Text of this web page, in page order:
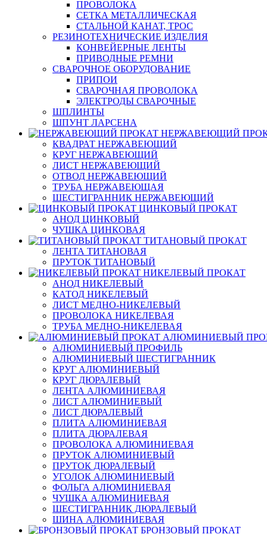
ПРОВОЛОКА
СЕТКА МЕТАЛЛИЧЕСКАЯ
СТАЛЬНОЙ КАНАТ, ТРОС
РЕЗИНОТЕХНИЧЕСКИЕ ИЗДЕЛИЯ
КОНВЕЙЕРНЫЕ ЛЕНТЫ
ПРИВОДНЫЕ РЕМНИ
СВАРОЧНОЕ ОБОРУДОВАНИЕ
ПРИПОИ
СВАРОЧНАЯ ПРОВОЛОКА
ЭЛЕКТРОДЫ СВАРОЧНЫЕ
ШПЛИНТЫ
ШПУНТ ЛАРСЕНА
НЕРЖАВЕЮЩИЙ
КВАДРАТ НЕРЖАВЕЮЩИЙ
КРУГ НЕРЖАВЕЮЩИЙ
ЛИСТ НЕРЖАВЕЮЩИЙ
ОТВОД НЕРЖАВЕЮЩИЙ
ТРУБА НЕРЖАВЕЮЩАЯ
ШЕСТИГРАННИК НЕРЖАВЕЮЩИЙ
ЦИНКОВЫЙ ПРОКАТ
АНОД ЦИНКОВЫЙ
ЧУШКА ЦИНКОВАЯ
ТИТАНОВЫЙ ПРОКАТ
ЛЕНТА ТИТАНОВАЯ
ПРУТОК ТИТАНОВЫЙ
НИКЕЛЕВЫЙ ПРОКАТ
АНОД НИКЕЛЕВЫЙ
КАТОД НИКЕЛЕВЫЙ
ЛИСТ МЕДНО-НИКЕЛЕВЫЙ
ПРОВОЛОКА НИКЕЛЕВАЯ
ТРУБА МЕДНО-НИКЕЛЕВАЯ
АЛЮМИНИЕВЫЙ
АЛЮМИНИЕВЫЙ ПРОФИЛЬ
АЛЮМИНИЕВЫЙ ШЕСТИГРАННИК
КРУГ АЛЮМИНИЕВЫЙ
КРУГ ДЮРАЛЕВЫЙ
ЛЕНТА АЛЮМИНИЕВАЯ
ЛИСТ АЛЮМИНИЕВЫЙ
ЛИСТ ДЮРАЛЕВЫЙ
ПЛИТА АЛЮМИНИЕВАЯ
ПЛИТА ДЮРАЛЕВАЯ
ПРОВОЛОКА АЛЮМИНИЕВАЯ
ПРУТОК АЛЮМИНИЕВЫЙ
ПРУТОК ДЮРАЛЕВЫЙ
УГОЛОК АЛЮМИНИЕВЫЙ
ФОЛЬГА АЛЮМИНИЕВАЯ
ЧУШКА АЛЮМИНИЕВАЯ
ШЕСТИГРАННИК ДЮРАЛЕВЫЙ
ШИНА АЛЮМИНИЕВАЯ
БРОНЗОВЫЙ ПРОКАТ